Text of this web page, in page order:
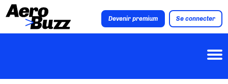
Devenir premium Se connecter